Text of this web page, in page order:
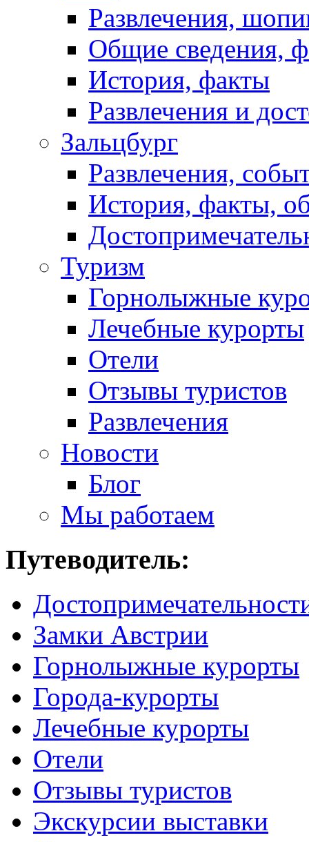
Развлечения,
Общие сведения,
История, факты
Развлечения и
Зальцбург
Развлечения,
История, факты,
Туризм
Горнолыжные
Лечебные курорты
Отели
Отзывы туристов
Развлечения
Новости
Блог
Мы работаем
Путеводитель:
Замки Австрии
Горнолыжные курорты
Города-курорты
Лечебные курорты
Отели
Отзывы туристов
Экскурсии выставки